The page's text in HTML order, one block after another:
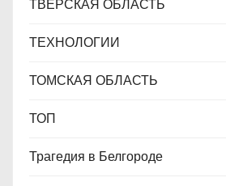
ТВЕРСКАЯ ОБЛАСТЬ
ТЕХНОЛОГИИ
ТОМСКАЯ ОБЛАСТЬ
ТОП
Трагедия в Белгороде